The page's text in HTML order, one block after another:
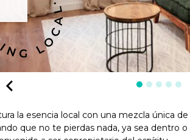
la esencia local con una mezcla única de
que no te pierdas nada, ya sea dentro o